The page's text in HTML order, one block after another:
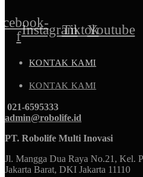
fInstagramTiktokYoutube
KONTAK KAMI
KONTAK KAMI
021-6595333
admin@robolife.id
PT. Robolife Multi Inovasi
Jl. Mangga Dua Raya No.21, Kel.
Jakarta Barat, DKI Jakarta 11110